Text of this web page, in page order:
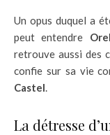
Un opus duquel a
peut entendre
retrouve aussi des
confie sur sa vie
Castel.
La détresse